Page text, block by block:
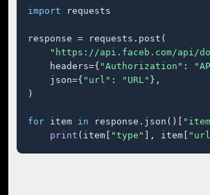
import requests
response = requests.post(
"https://api.faceb.com/api/
    headers={
"Authorization" :
    json={
"url" : "URL" },
)
for item in response.json()[
print (item[ "type" ], item[